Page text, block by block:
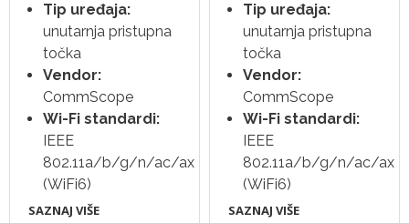
Tip uređaja:
unutarnja pristupna
točka
Vendor:
CommScope
Wi-Fi standardi:
IEEE
802.11a/b/g/n/ac/ax
(WiFi6)
SAZNAJ VIŠE
Tip uređaja:
unutarnja pristupna
točka
Vendor:
CommScope
Wi-Fi standardi:
IEEE
802.11a/b/g/n/ac/ax
(WiFi6)
SAZNAJ VIŠE